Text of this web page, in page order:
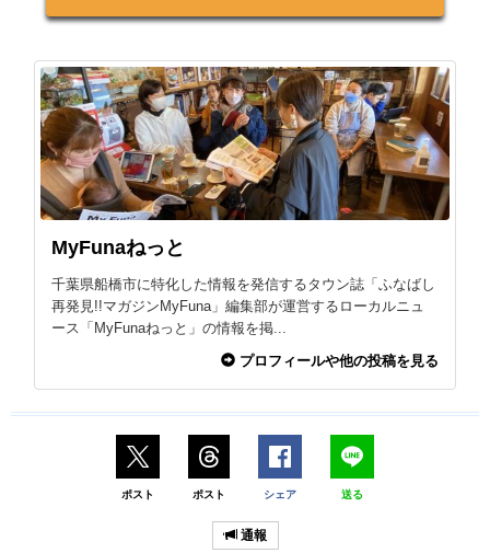
MyFunaねっと
千葉県船橋市に特化した情報を発信するタウン誌「ふなばし
再発見!!マガジンMyFuna」編集部が運営するローカルニュ
ース「MyFunaねっと」の情報を掲...
プロフィールや他の投稿を見る
ポスト ポスト シェア 送る
通報